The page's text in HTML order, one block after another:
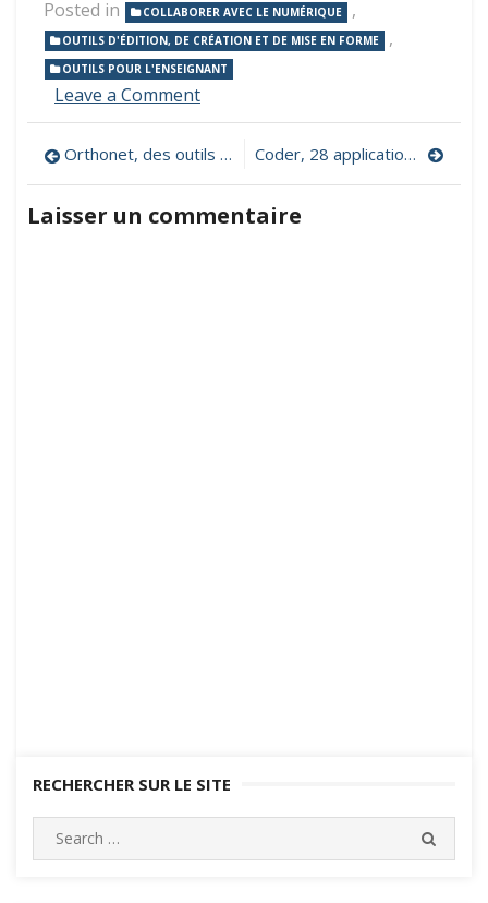
Posted in COLLABORER AVEC LE NUMÉRIQUE ,
OUTILS D'ÉDITION, DE CRÉATION ET DE MISE EN FORME ,
OUTILS POUR L'ENSEIGNANT
Leave a Commenton
créer
facilement
cartes
Navigation
de
l’article
Orthonet, des outils pour s’auto-corriger Coder, 28 applications en Swift pour les kids
Laisser un commentaire
RECHERCHER SUR LE SITE
Search
for: